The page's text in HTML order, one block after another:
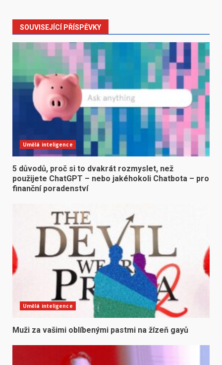
SOUVISEJÍCÍ PŘÍSPĚVKY
Umělá inteligence
5 důvodů, proč si to dvakrát rozmyslet, než
použijete ChatGPT – nebo jakéhokoli Chatbota – pro
finanční poradenství
Umělá inteligence
Muži za vašimi oblíbenými pastmi na žízeň gayů